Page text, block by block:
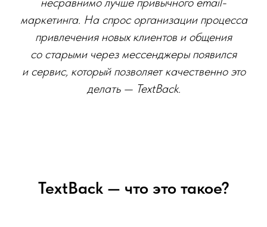
маркетинга. На спрос организации процесса
привлечения новых клиентов и общения
со старыми через мессенджеры появился
и сервис, который позволяет качественно это
делать — TextBack.
TextBack — что это такое?